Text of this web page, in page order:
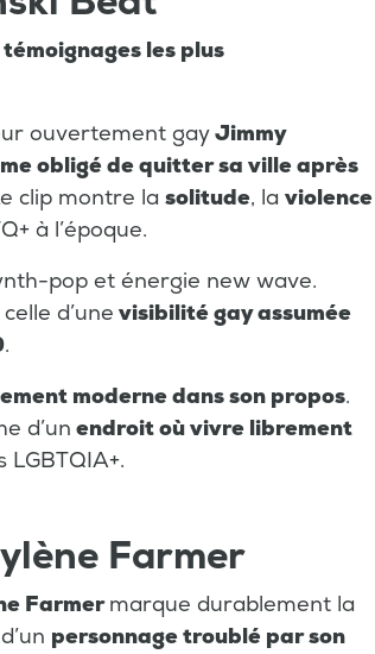
témoignages les plus
ouvertement gayJimmy
obligé de quitter sa ville après
clip montre la solitude, la violence
à l’époque.
pop et énergie new wave.
d’une visibilité gay assumée
.
moderne dans son propos.
d’un endroit où vivre librement
Farmer
Farmermarque durablement la
personnage troublé par son